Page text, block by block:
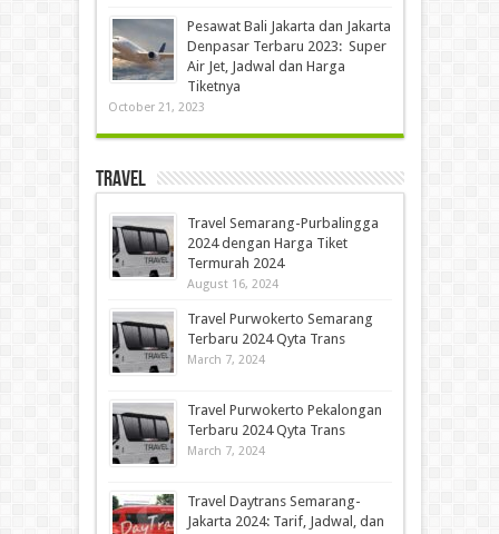
Pesawat Bali Jakarta dan Jakarta
Denpasar Terbaru 2023: Super
Air Jet, Jadwal dan Harga
Tiketnya
October 21, 2023
Travel
Travel Semarang-Purbalingga
2024 dengan Harga Tiket
Termurah 2024
August 16, 2024
Travel Purwokerto Semarang
Terbaru 2024 Qyta Trans
March 7, 2024
Travel Purwokerto Pekalongan
Terbaru 2024 Qyta Trans
March 7, 2024
Travel Daytrans Semarang-
Jakarta 2024: Tarif, Jadwal, dan